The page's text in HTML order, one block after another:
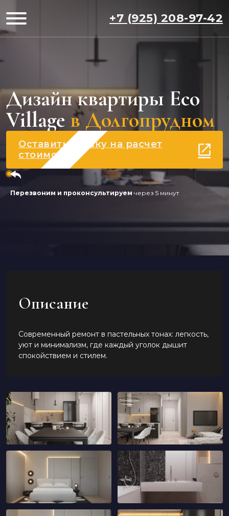
+7 (925) 208-97-42
Дизайн квартиры Eco
Village в Долгопрудном
Оставить заявку на расчет
стоимости
Перезвоним и проконсультируем через 5 минут
Описание
Современный ремонт в пастельных тонах: легкость,
уют и минимализм, где каждый уголок дышит
спокойствием и стилем.